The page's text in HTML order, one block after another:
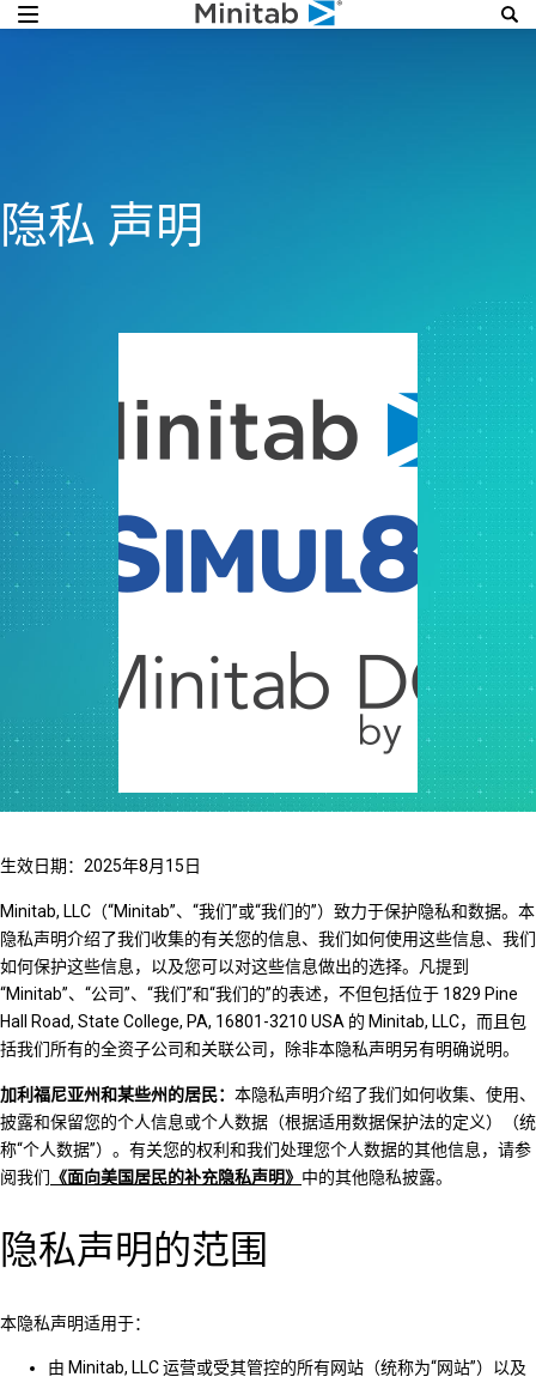
隐私 声明
生效日期：2025年8月15日
Minitab, LLC（“Minitab”、“我们”或“我们的”）致力于保护隐私和数据。本
隐私声明介绍了我们收集的有关您的信息、我们如何使用这些信息、我们
如何保护这些信息，以及您可以对这些信息做出的选择。凡提到
“Minitab”、“公司”、“我们”和“我们的”的表述，不但包括位于 1829 Pine
Hall Road, State College, PA, 16801-3210 USA 的 Minitab, LLC，而且包
括我们所有的全资子公司和关联公司，除非本隐私声明另有明确说明。
加利福尼亚州和某些州的居民： 本隐私声明介绍了我们如何收集、使用、
披露和保留您的个人信息或个人数据（根据适用数据保护法的定义）（统
称“个人数据”）。有关您的权利和我们处理您个人数据的其他信息，请参
阅我们 《面向美国居民的补充隐私声明》 中的其他隐私披露。
隐私声明的范围
本隐私声明适用于：
由 Minitab, LLC 运营或受其管控的所有网站（统称为“网站”）以及